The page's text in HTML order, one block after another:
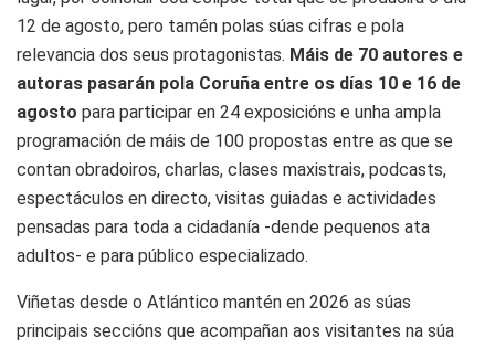
12 de agosto, pero tamén polas súas cifras e pola
relevancia dos seus protagonistas. Máis de 70 autores e
autoras pasarán pola Coruña entre os días 10 e 16 de
agosto para participar en 24 exposicións e unha ampla
programación de máis de 100 propostas entre as que se
contan obradoiros, charlas, clases maxistrais, podcasts,
espectáculos en directo, visitas guiadas e actividades
pensadas para toda a cidadanía -dende pequenos ata
adultos- e para público especializado.
Viñetas desde o Atlántico mantén en 2026 as súas
principais seccións que acompañan aos visitantes na súa